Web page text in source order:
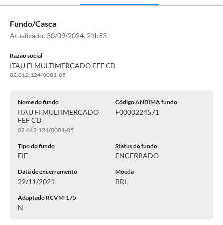
Fundo/Casca
Atualizado: 30/09/2024, 21h53
Razão social
ITAU FI MULTIMERCADO FEF CD
02.812.124/0001-05
Nome do fundo
ITAU FI MULTIMERCADO
FEF CD
02.812.124/0001-05
Código ANBIMA fundo
F0000224571
Tipo do fundo
FIF
Status do fundo
ENCERRADO
Data de encerramento
22/11/2021
Moeda
BRL
Adaptado RCVM-175
N